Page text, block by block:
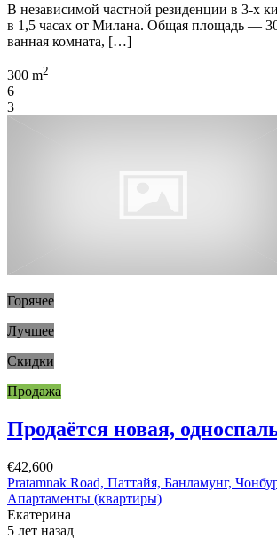
В независимой частной резиденции в 3-х
в 1,5 часах от Милана. Общая площадь —
ванная комната, […]
300 m2
6
3
Горячее
Лучшее
Скидки
Продажа
Продаётся новая,
€42,600
Pratamnak Road, Паттайя, Банламунг,
Апартаменты (квартиры)
Екатерина
5 лет назад